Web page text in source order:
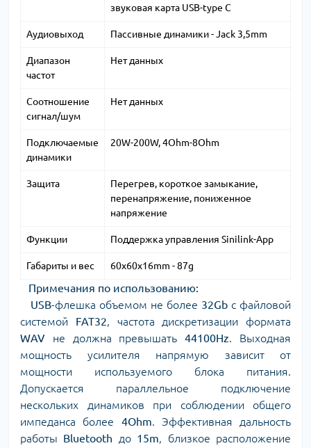
звуковая карта USB-type C
Аудиовыход Пассивные динамики - Jack 3,5mm
Диапазон
частот
Нет данных
Соотношение
сигнал/шум
Нет данных
Подключаемые
динамики
20W-200W, 4Ohm-8Ohm
Защита
Перегрев, короткое замыкание,
перенапряжение, пониженное
напряжение
Функции Поддержка управления Sinilink-App
Габариты и вес 60x60x16mm - 87g
Примечания по использованию:
USB-флешка объемом не более 32Gb с файловой
системой FAT32, частота дискретизации формата
WAV не должна превышать44100Hz. Выходная
мощность усилителя напрямую зависит от
мощности используемого блока питания.
Допускается параллельное подключение
нескольких динамиков при соблюдении общего
импеданса более 4Ohm. Эффективная дальность
работы Bluetooth до 15m, близкое расположение